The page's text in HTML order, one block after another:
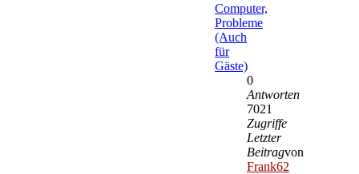
Computer,
Probleme
(Auch
für
Gäste)
0
Antworten
7021
Zugriffe
Letzter
Beitragvon
Frank62